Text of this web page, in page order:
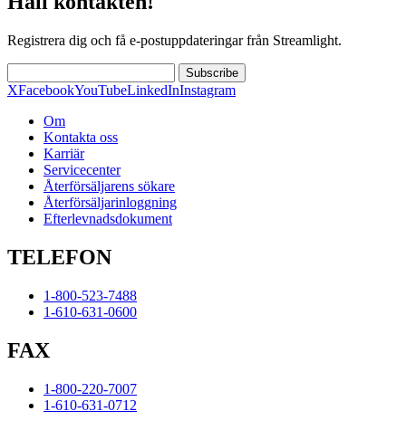
Registrera dig och få e-postuppdateringar från Streamlight.
Subscribe
XFacebookYouTubeLinkedInInstagram
Om
Kontakta oss
Karriär
Servicecenter
Återförsäljarens sökare
Återförsäljarinloggning
Efterlevnadsdokument
TELEFON
1-800-523-7488
1-610-631-0600
FAX
1-800-220-7007
1-610-631-0712